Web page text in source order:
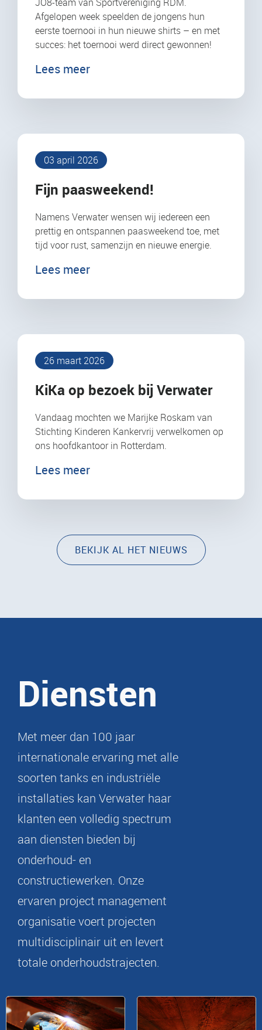
Afgelopen week speelden de jongens hun
eerste toernooi in hun nieuwe shirts – en met
succes: het toernooi werd direct gewonnen!
Lees meer
03 april 2026
Fijn paasweekend!
Namens Verwater wensen wij iedereen een
prettig en ontspannen paasweekend toe, met
tijd voor rust, samenzijn en nieuwe energie.
Lees meer
26 maart 2026
KiKa op bezoek bij Verwater
Vandaag mochten we Marijke Roskam van
Stichting Kinderen Kankervrij verwelkomen op
ons hoofdkantoor in Rotterdam.
Lees meer
BEKIJK AL HET NIEUWS
Diensten
Met meer dan 100 jaar
internationale ervaring met alle
soorten tanks en industriële
installaties kan Verwater haar
klanten een volledig spectrum
aan diensten bieden bij
onderhoud- en
constructiewerken. Onze
ervaren project management
organisatie voert projecten
multidisciplinair uit en levert
totale onderhoudstrajecten.